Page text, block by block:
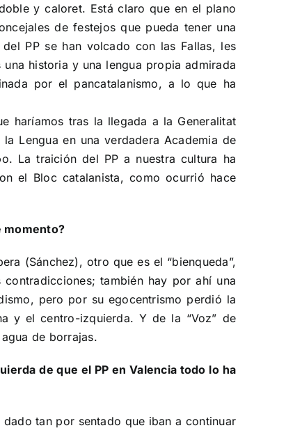
y caloret. Está claro que en el plano
de festejos que pueda tener una
PP se han volcado con las Fallas, les
historia y una lengua propia admirada
por el pancatalanismo, a lo que ha
haríamos tras la llegada a la Generalitat
Lengua en una verdadera Academia de
La traición del PP a nuestra cultura ha
el Bloc catalanista, como ocurrió hace
momento?
(Sánchez), otro que es el “bienqueda”,
también hay por ahí una
pero por su egocentrismo perdió la
y el centro-izquierda. Y de la “Voz” de
de borrajas.
de que el PP en Valencia todo lo ha
tan por sentado que iban a continuar